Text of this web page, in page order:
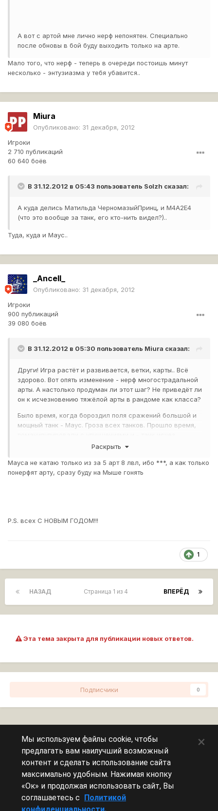
А вот с артой мне лично нерф непонятен. Специально
после обновы в бой буду выходить только на арте.
Мало того, что нерф - теперь в очереди постоишь минут
несколько - энтузиазма у тебя убавится..
Miura
Опубликовано: 31 декабря, 2012
Игроки
2 710 публикаций
60 640 боёв
В 31.12.2012 в 05:43 пользователь Solzh сказал:
А куда делись Матильда ЧерномазыйПринц, и М4А2Е4
(что это вообще за танк, его кто-нить видел?)..
Туда, куда и Маус..
_Ancell_
Опубликовано: 31 декабря, 2012
Игроки
900 публикаций
39 080 боёв
В 31.12.2012 в 05:30 пользователь Miura сказал:
Други! Игра растёт и развивается, ветки, карты.. Всё
здорово. Вот опять изменение - нерф многострадальной
арты. А настолько продуман ли этот шаг? Не приведёт ли
он к исчезновению тяжёлой арты в рандоме как класса?
Было время, когда бороздил поля сражений большой и
мощный танк - Маус. Гроза всех танков. Прошло время,
Пылится по ангарам и уже даже не прокачивается
без исключения.. Как редких животных.. Как природу -
мать вашу.
Раскрыть
Мауса не катаю только из за 5 арт 8 лвл, ибо ***, а как только
понерфят арту, сразу буду на Мыше гонять
P.S. всех С НОВЫМ ГОДОМ!!!
1
НАЗАД ВПЕРЁД
Страница 1 из 4
Эта тема закрыта для публикации новых ответов.
Подписчики 0
Сейчас на странице
Эту страницу никто не просматривает.
Мы используем файлы cookie, чтобы
предлагать вам наилучший возможный
контент и сделать использование сайта
максимально удобным. Нажимая кнопку
«Ок» и продолжая использовать сайт, Вы
соглашаетесь с Политикой
×